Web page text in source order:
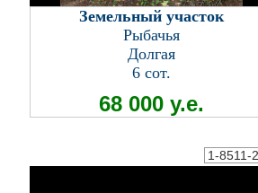
Земельный участок
Рыбачья
Долгая
6 сот.
68 000 у.е.
1-8511-